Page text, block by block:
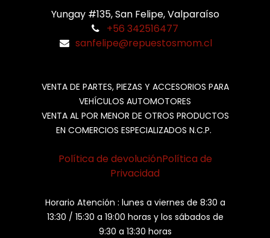
Yungay #135, San Felipe, Valparaíso
+56 342516477
sanfelipe@repuestosmom.cl
VENTA DE PARTES, PIEZAS Y ACCESORIOS PARA
VEHÍCULOS AUTOMOTORES
VENTA AL POR MENOR DE OTROS PRODUCTOS
EN COMERCIOS ESPECIALIZADOS N.C.P.
Política de devoluciónPolítica de
Privacidad
Horario Atención : lunes a viernes de 8:30 a
13:30 / 15:30 a 19:00 horas y los sábados de
9:30 a 13:30 horas